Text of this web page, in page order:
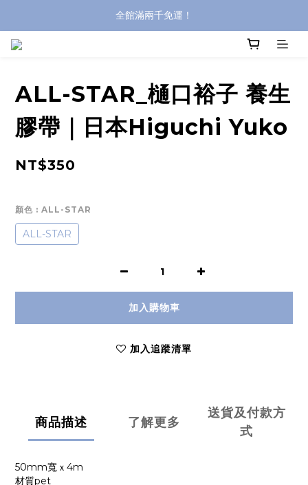
全館滿兩千免運！
全館滿兩千免運！
ALL-STAR_樋口裕子 養生
膠帶｜日本Higuchi Yuko
NT$350
顏色 : ALL-STAR
ALL-STAR
加入購物車
加入追蹤清單
商品描述 了解更多
送貨及付款方
式
50mm寬ｘ4m
材質pet